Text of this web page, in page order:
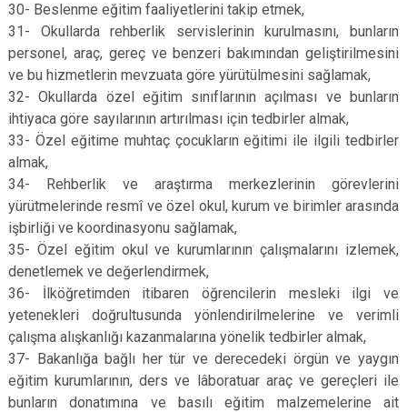
30- Beslenme eğitim faaliyetlerini takip etmek,
31- Okullarda rehberlik servislerinin kurulmasını, bunların
personel, araç, gereç ve benzeri bakımından geliştirilmesini
ve bu hizmetlerin mevzuata göre yürütülmesini sağlamak,
32- Okullarda özel eğitim sınıflarının açılması ve bunların
ihtiyaca göre sayılarının artırılması için tedbirler almak,
33- Özel eğitime muhtaç çocukların eğitimi ile ilgili tedbirler
almak,
34- Rehberlik ve araştırma merkezlerinin görevlerini
yürütmelerinde resmî ve özel okul, kurum ve birimler arasında
işbirliği ve koordinasyonu sağlamak,
35- Özel eğitim okul ve kurumlarının çalışmalarını izlemek,
denetlemek ve değerlendirmek,
36- İlköğretimden itibaren öğrencilerin mesleki ilgi ve
yetenekleri doğrultusunda yönlendirilmelerine ve verimli
çalışma alışkanlığı kazanmalarına yönelik tedbirler almak,
37- Bakanlığa bağlı her tür ve derecedeki örgün ve yaygın
eğitim kurumlarının, ders ve lâboratuar araç ve gereçleri ile
bunların donatımına ve basılı eğitim malzemelerine ait